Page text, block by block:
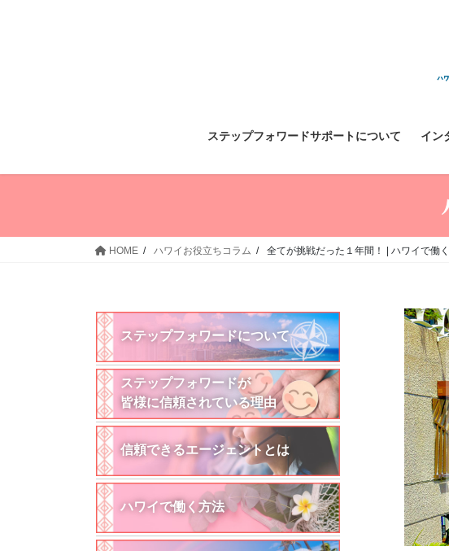
ステップフォワードサポートについて イン
HOME ハワイお役立ちコラム 全てが挑戦だった１年間！ | ハワイで働
ステップフォワードについて
ステップフォワードが
皆様に信頼されている理由
信頼できるエージェントとは
ハワイで働く方法